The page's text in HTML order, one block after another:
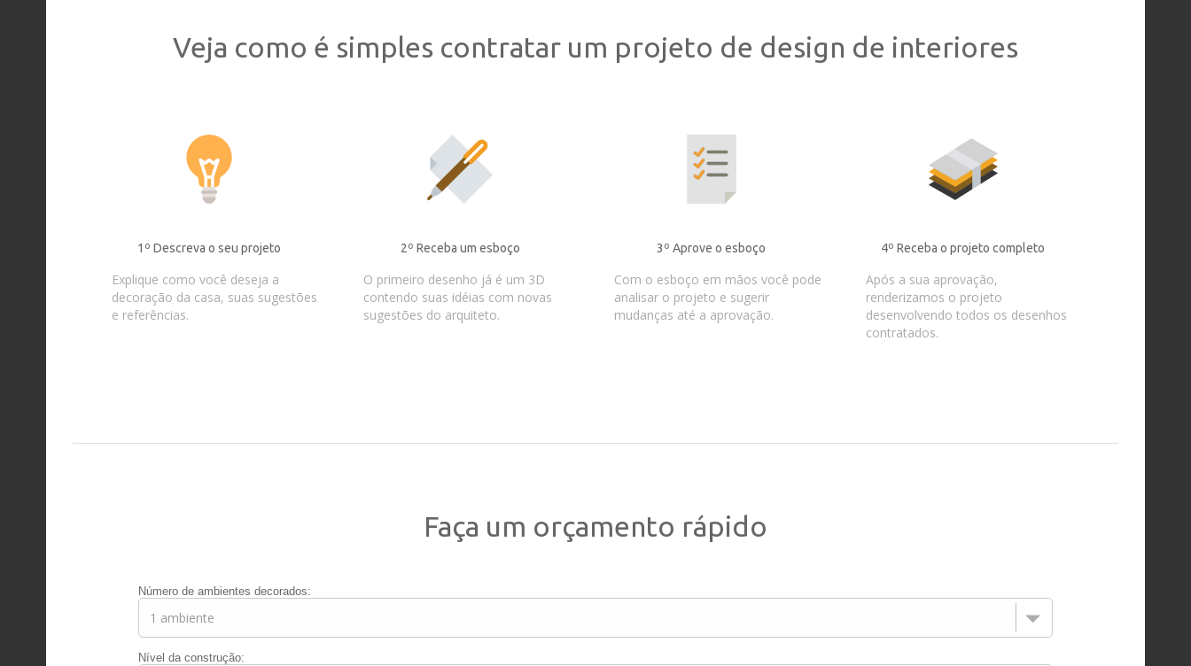
Veja como é simples contratar um projeto de design de interiores
1º Descreva o seu projeto
Explique como você deseja a
decoração da casa, suas sugestões
e referências.
2º Receba um esboço
O primeiro desenho já é um 3D
contendo suas idéias com novas
sugestões do arquiteto.
3º Aprove o esboço
Com o esboço em mãos você pode
analisar o projeto e sugerir
mudanças até a aprovação.
4º Receba o projeto completo
Após a sua aprovação,
renderizamos o projeto
desenvolvendo todos os desenhos
contratados.
Faça um orçamento rápido
Número de ambientes decorados:
Nível da construção: